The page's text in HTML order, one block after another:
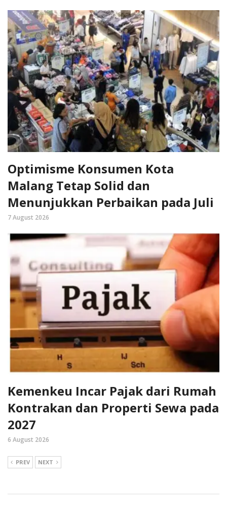
Optimisme Konsumen Kota
Malang Tetap Solid dan
Menunjukkan Perbaikan pada Juli
7 August 2026
Kemenkeu Incar Pajak dari Rumah
Kontrakan dan Properti Sewa pada
2027
6 August 2026
PREV NEXT